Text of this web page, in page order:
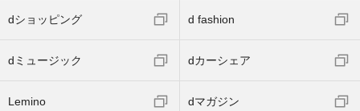
dショッピング d fashion
dミュージック dカーシェア
Lemino dマガジン